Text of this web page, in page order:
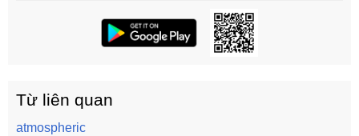
Từ liên quan
atmospheric